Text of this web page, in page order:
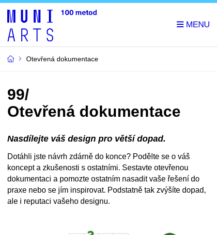
Otevřená dokumentace
99/
Otevřená dokumentace
Nasdílejte váš design pro větší dopad.
Dotáhli jste návrh zdárně do konce? Podělte se o váš
koncept a zkušenosti s ostatními. Sestavte otevřenou
dokumentaci a pomozte ostatním nasadit vaše řešení do
praxe nebo se jím inspirovat. Podstatně tak zvýšíte dopad,
ale i reputaci vašeho designu.